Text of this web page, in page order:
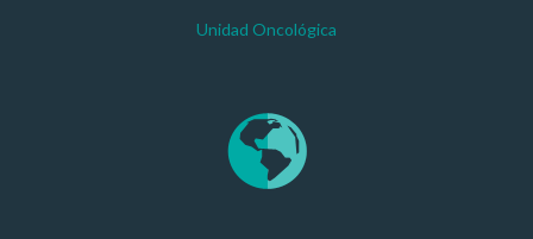
Unidad Oncológica